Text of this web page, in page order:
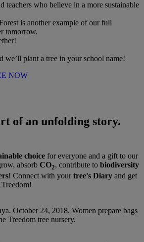
teachers who believe in a more sustainable
is another example of our full
tomorrow.
we’ll plant a tree in your school name!
NOW
of an unfolding story.
choice for everyone and a gift to our
absorb CO2, contribute to biodiversity
! Connect with yourtree's Diary and get